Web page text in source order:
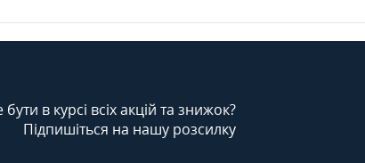
в курсі всіх акцій та знижок?
Підпишіться на нашу розсилку